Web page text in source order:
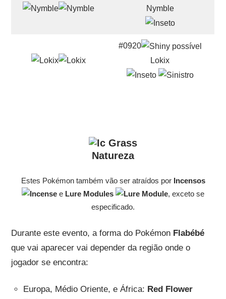
Nymble
#0920
Lokix
Natureza
Estes Pokémon também vão ser atraídos por Incensos
e Lure Modules
, exceto se
especificado.
Durante este evento, a forma do Pokémon Flabébé
que vai aparecer vai depender da região onde o
jogador se encontra:
Europa, Médio Oriente, e África: Red Flower